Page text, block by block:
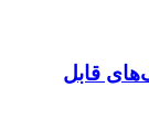
قابل